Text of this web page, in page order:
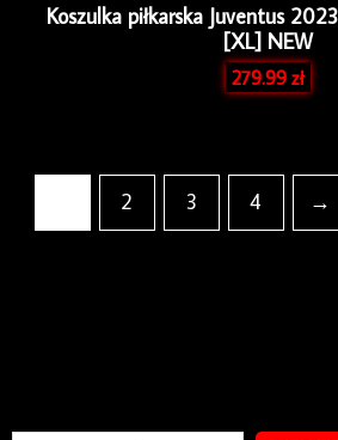
Koszulka piłkarska Juventus
[XL] NEW
279.99zł
2 3 4 →